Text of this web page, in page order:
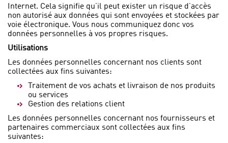
Internet. Cela signifie qu’il peut exister un risque d’accès
non autorisé aux données qui sont envoyées et stockées par
voie électronique. Vous nous communiquez donc vos
données personnelles à vos propres risques.
Utilisations
Les données personnelles concernant nos clients sont
collectées aux fins suivantes:
Traitement de vos achats et livraison de nos produits
ou services
Gestion des relations client
Les données personnelles concernant nos fournisseurs et
partenaires commerciaux sont collectées aux fins
suivantes: